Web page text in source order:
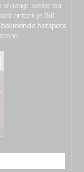
afvraagt: welke taal
ontdek je 150
bekroonde hotspots